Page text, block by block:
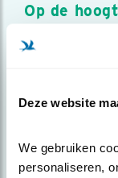
Deze website
We gebruiken
personaliseren,
Op de
Meld je aan en
over vogels en